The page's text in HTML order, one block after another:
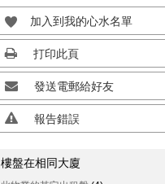
加入到我的心水名單
打印此頁
發送電郵給好友
報告錯誤
樓盤在相同大廈